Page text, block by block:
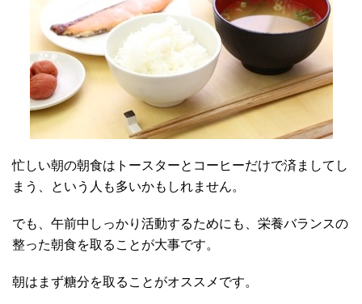
忙しい朝の朝食はトースターとコーヒーだけで済ましてし
まう、という人も多いかもしれません。
でも、午前中しっかり活動するためにも、栄養バランスの
整った朝食を取ることが大事です。
朝はまず糖分を取ることがオススメです。